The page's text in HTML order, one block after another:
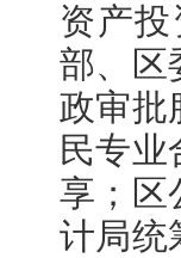
资产
部、区
政审批
民专
享；区
计局统